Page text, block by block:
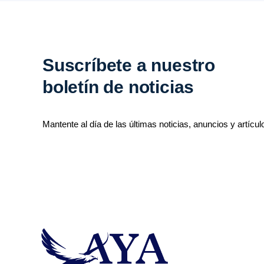
Suscríbete a nuestro
boletín de noticias
Mantente al día de las últimas noticias, anuncios y